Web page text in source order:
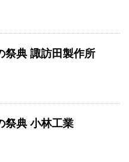
祭典 諏訪田製作所
祭典 小林工業